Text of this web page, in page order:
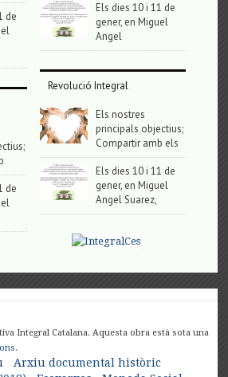
de
de
Els dies 10 i 11 de
gener, en Miguel
Angel
Revolució Integral
Els nostres
principals objectius;
Compartir amb els
Els dies 10 i 11 de
gener, en Miguel
Angel Suarez,
Integral Catalana. Aquesta obra està sota una
.
Arxiu documental històric